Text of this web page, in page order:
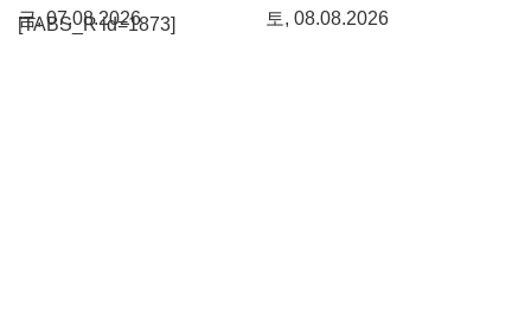
금, 07.08.2026 토, 08.08.2026
[TABS_R id=1873]